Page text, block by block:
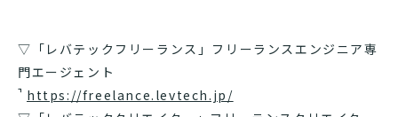
▽「レバテックフリーランス」フリーランスエンジニア専
門エージェント
https://freelance.levtech.jp/